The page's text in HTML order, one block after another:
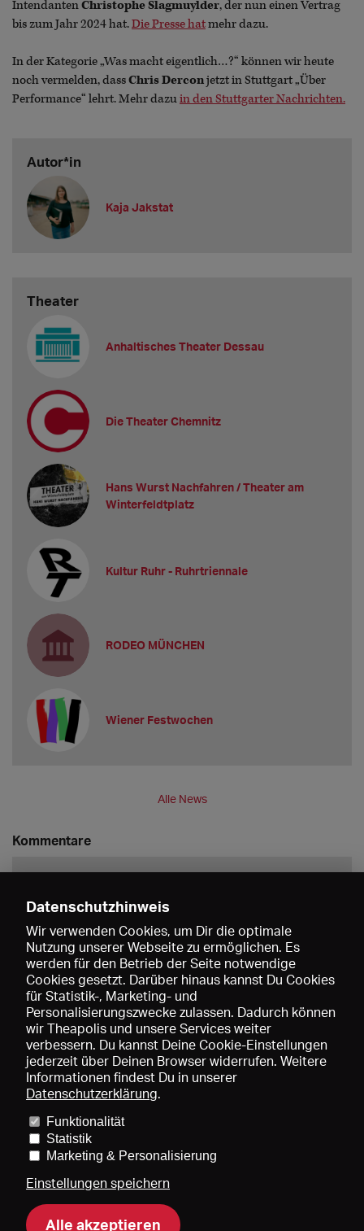
IntendantenChristophe Slagmuylder, der nun einen Vertrag
bis zum Jahr 2024 hat.Die Presse hatmehr dazu.
In der Kategorie „Was macht eigentlich…?“ können wir heute
noch vermelden, dassChris Derconjetzt in Stuttgart „Über
Performance“ lehrt. Mehr dazuin den Stuttgarter Nachrichten.
Autor*in
Kaja Jakstat
Theater
Anhaltisches Theater Dessau
Die Theater Chemnitz
Hans Wurst Nachfahren / Theater am
Winterfeldtplatz
Kultur Ruhr - Ruhrtriennale
RODEO MÜNCHEN
Wiener Festwochen
Alle News
Kommentare
Speichern
Preise und Mitgliedschaften
Mediadaten
Über uns Impressum
Datenschutzhinweis
Wir verwenden Cookies, um Dir die optimale
Nutzung unserer Webseite zu ermöglichen. Es
werden für den Betrieb der Seite notwendige
Cookies gesetzt. Darüber hinaus kannst Du Cookies
für Statistik-, Marketing- und
Personalisierungszwecke zulassen. Dadurch können
wir Theapolis und unsere Services weiter
verbessern. Du kannst Deine Cookie-Einstellungen
jederzeit über Deinen Browser widerrufen. Weitere
Informationen findest Du in unserer
Datenschutzerklärung.
Funktionalität
Statistik
Marketing & Personalisierung
Einstellungen speichern
Alle akzeptieren